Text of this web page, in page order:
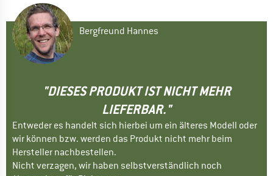
Bergfreund Hannes
"DIESES PRODUKT IST NICHT MEHR
LIEFERBAR."
Entweder es handelt sich hierbei um ein älteres Modell oder
wir können bzw. werden das Produkt nicht mehr beim
Hersteller nachbestellen.
Nicht verzagen, wir haben selbstverständlich noch